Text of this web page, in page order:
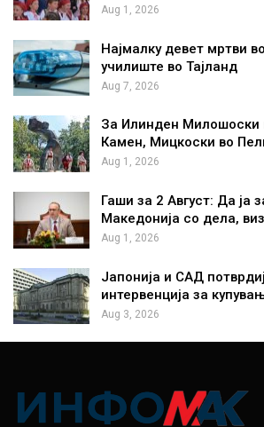
Aug 1, 2026
Најмалку девет мртви
училиште во Тајланд
Aug 7, 2026
За Илинден Милошоски
Камен, Мицкоски во
Aug 1, 2026
Гаши за 2 Август: Да ја
Македонија со дела,
Aug 1, 2026
Јапонија и САД
интервенција за
Aug 3, 2026